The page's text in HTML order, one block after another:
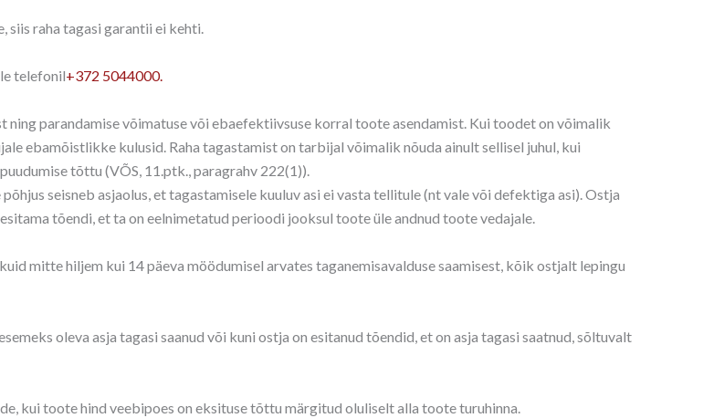
siis raha tagasi garantii ei kehti.
telefonil+372 5044000.
parandamise võimatuse või ebaefektiivsuse korral toote asendamist. Kui toodet on võimalik
ebamõistlikke kulusid. Raha tagastamist on tarbijal võimalik nõuda ainult sellisel juhul, kui
tõttu (VÕS, 11.ptk., paragrahv 222(1)).
seisneb asjaolus, et tagastamisele kuuluv asi ei vasta tellitule (nt vale või defektiga asi). Ostja
tõendi, et ta on eelnimetatud perioodi jooksul toote üle andnud toote vedajale.
mitte hiljem kui 14 päeva möödumisel arvates taganemisavalduse saamisest, kõik ostjalt lepingu
oleva asja tagasi saanud või kuni ostja on esitanud tõendid, et on asja tagasi saatnud, sõltuvalt
kui toote hind veebipoes on eksituse tõttu märgitud oluliselt alla toote turuhinna.